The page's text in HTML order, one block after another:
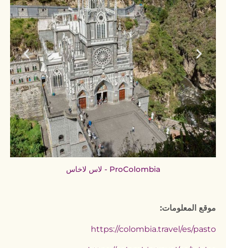
لاس لاخاس - ProColombia
موقع المعلومات:
https://colombia.travel/es/pasto